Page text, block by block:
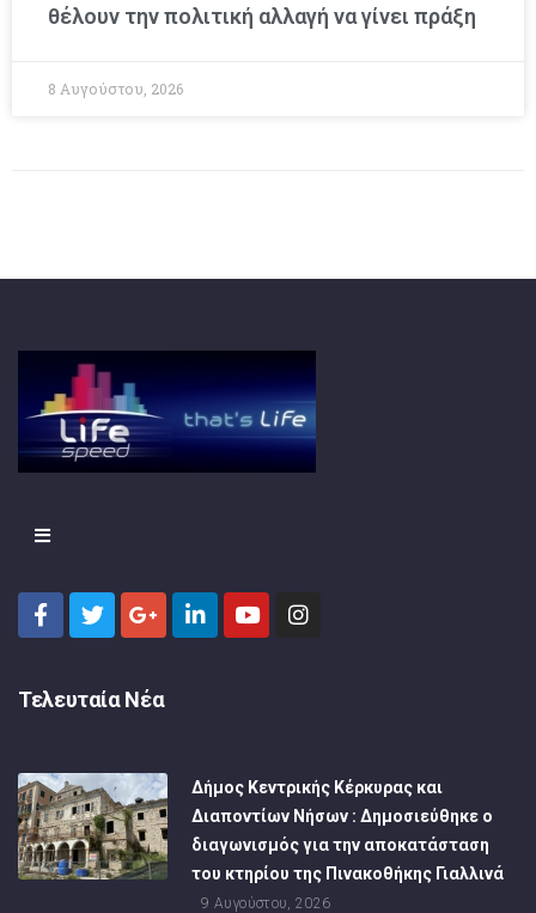
θέλουν την πολιτική αλλαγή να γίνει πράξη
8 Αυγούστου, 2026
Τελευταία Νέα
Δήμος Κεντρικής Κέρκυρας και
Διαποντίων Νήσων : Δημοσιεύθηκε ο
διαγωνισμός για την αποκατάσταση
του κτηρίου της Πινακοθήκης Γιαλλινά
9 Αυγούστου, 2026